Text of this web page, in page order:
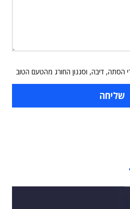
הסתה, דיבה, וסגנון החורג מהטעם הטוב